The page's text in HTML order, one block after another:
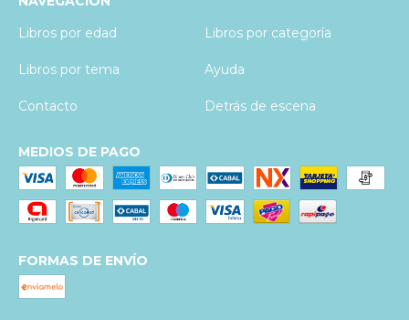
Libros por edad
Libros por categoría
Libros por tema Ayuda
Contacto Detrás de escena
MEDIOS DE PAGO
FORMAS DE ENVÍO